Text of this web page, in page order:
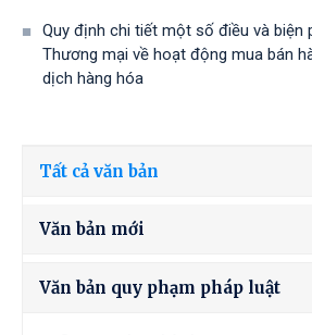
Quy định chi tiết một số điều và biện
Thương mại về hoạt động mua bán
dịch hàng hóa
Tất cả văn bản
Văn bản mới
Văn bản quy phạm pháp luật